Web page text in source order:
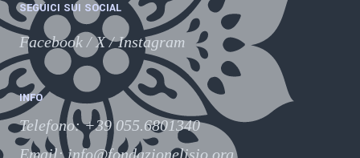
SEGUICI SUI SOCIAL
Facebook /X/Instagram
INFO
Telefono:+39 055.6801340
Email:info@fondazionelisio.org